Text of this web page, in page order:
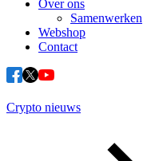
Over ons
Samenwerken
Webshop
Contact
Crypto nieuws